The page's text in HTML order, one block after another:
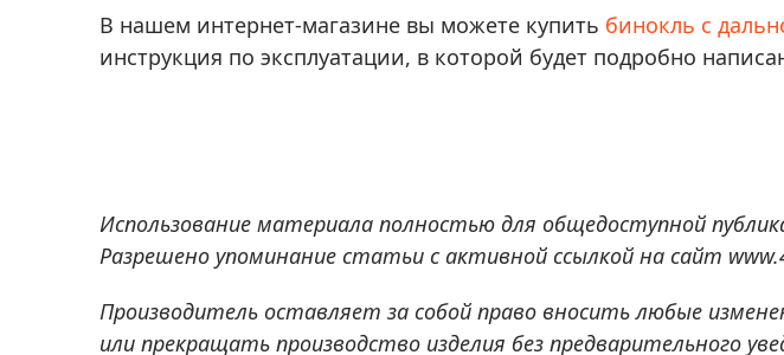
В нашем интернет-магазине вы можете купить бинокль с
инструкция по эксплуатации, в которой будет подробно
Использование материала полностью для общедоступной
Разрешено упоминание статьи с активной ссылкой на сайт
Производитель оставляет за собой право вносить любые
или прекращать производство изделия без предварительного